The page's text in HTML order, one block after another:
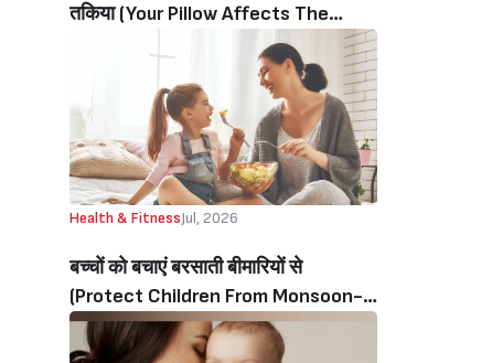
तकिया (Your Pillow Affects The
Health & FitnessJul, 2026
बच्चों को बचाएं बरसाती बीमारियों से
(Protect Children From Monsoon-
Related Illnesses)